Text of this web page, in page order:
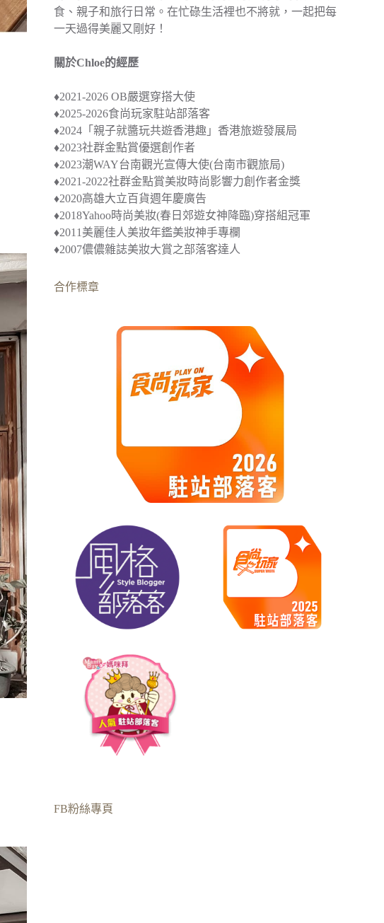
食、親子和旅行日常。在忙碌生活裡也不將就，一起把每
一天過得美麗又剛好！
關於Chloe的經歷
♦︎2021-2026 OB嚴選穿搭大使
♦︎2025-2026食尚玩家駐站部落客
♦︎2024 「親子就醬玩共遊香港趣」 香港旅遊發展局
♦︎2023社群金點賞優選創作者
♦︎2023潮WAY台南觀光宣傳大使(台南市觀旅局)
♦︎2021-2022社群金點賞美妝時尚影響力創作者金獎
♦︎2020高雄大立百貨週年慶廣告
♦︎2018Yahoo時尚美妝(春日郊遊女神降臨)穿搭組冠軍
♦︎2011美麗佳人美妝年鑑美妝神手專欄
♦︎2007儂儂雜誌美妝大賞之部落客達人
合作標章
FB粉絲專頁